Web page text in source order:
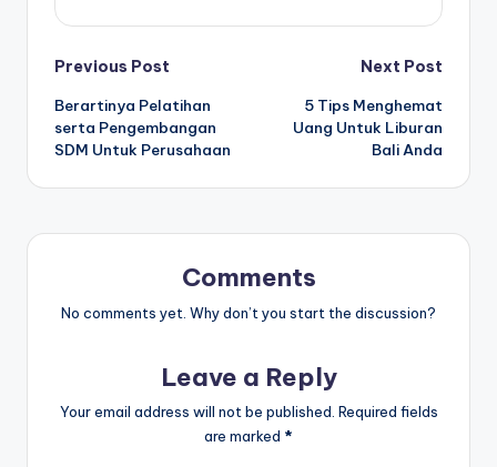
Post
navigation
Previous Post
Berartinya Pelatihan
serta Pengembangan
SDM Untuk Perusahaan
Next Post
5 Tips Menghemat
Uang Untuk Liburan
Bali Anda
Comments
No comments yet. Why don’t you start the discussion?
Leave a Reply
Your email address will not be published. Required fields
are marked *